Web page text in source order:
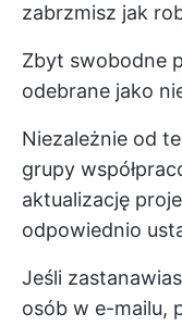
zabrzmisz jak
Zbyt swobodne
odebrane jako
Niezależnie od
grupy
aktualizację
odpowiednio
Jeśli
osób w e-mailu,